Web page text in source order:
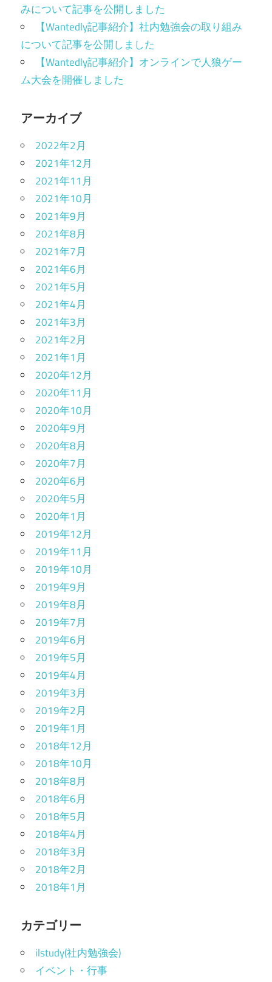
みについて記事を公開しました
【Wantedly記事紹介】社内勉強会の取り組み
について記事を公開しました
【Wantedly記事紹介】オンラインで人狼ゲー
ム大会を開催しました
アーカイブ
2022年2月
2021年12月
2021年11月
2021年10月
2021年9月
2021年8月
2021年7月
2021年6月
2021年5月
2021年4月
2021年3月
2021年2月
2021年1月
2020年12月
2020年11月
2020年10月
2020年9月
2020年8月
2020年7月
2020年6月
2020年5月
2020年1月
2019年12月
2019年11月
2019年10月
2019年9月
2019年8月
2019年7月
2019年6月
2019年5月
2019年4月
2019年3月
2019年2月
2019年1月
2018年12月
2018年10月
2018年8月
2018年6月
2018年5月
2018年4月
2018年3月
2018年2月
2018年1月
カテゴリー
ilstudy(社内勉強会)
イベント・行事